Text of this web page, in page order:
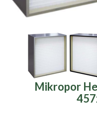
Mikropor